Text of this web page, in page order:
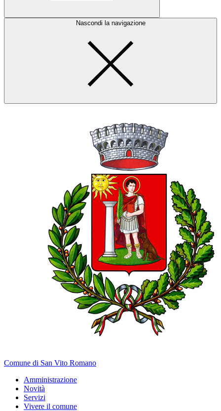
Nascondi la navigazione
Comune di San Vito Romano
Amministrazione
Novità
Servizi
Vivere il comune